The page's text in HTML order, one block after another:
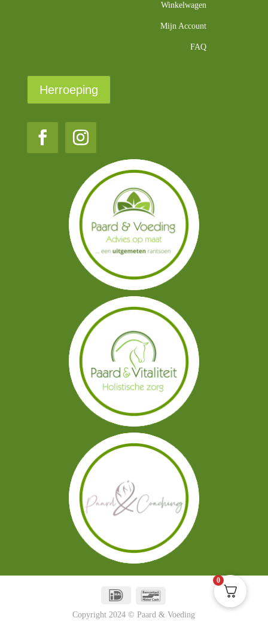
Winkelwagen
Mijn Account
FAQ
Herroeping
Copyright 2024 © Paard & Voeding
0